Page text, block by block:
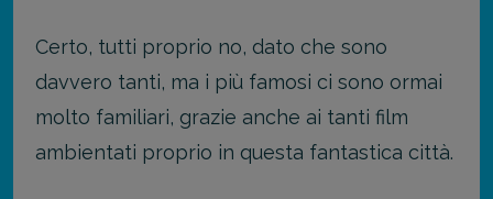
Certo, tutti proprio no, dato che sono
davvero tanti, ma i più famosi ci sono ormai
molto familiari, grazie anche ai tanti film
ambientati proprio in questa fantastica città.